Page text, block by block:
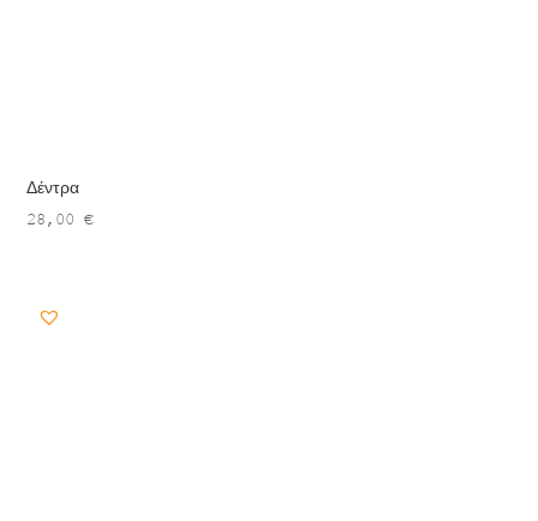
Δέντρα
28,00€